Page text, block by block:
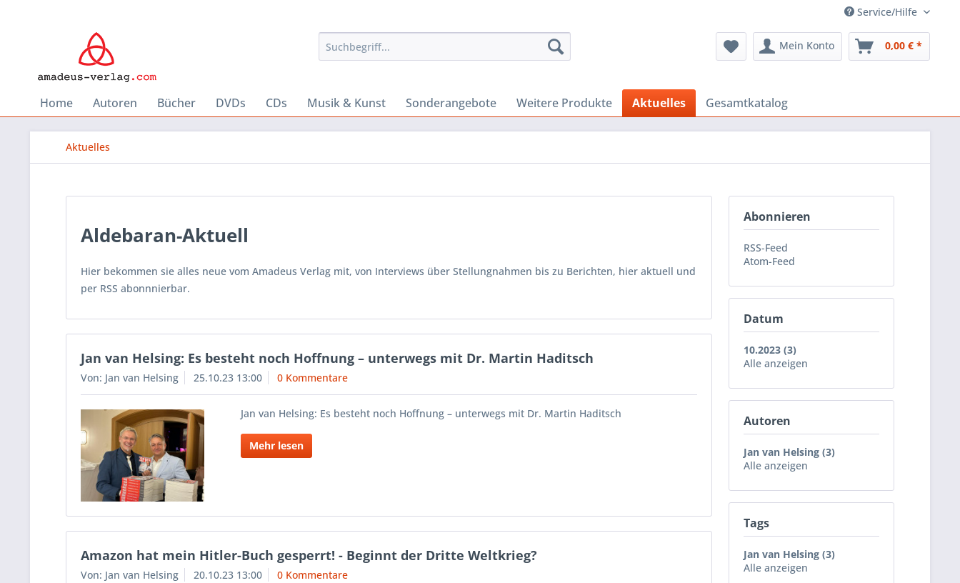
Service/Hilfe
Mein Konto 0,00 € *
Home Autoren Bücher DVDs CDs Musik & Kunst Sonderangebote Weitere Produkte Aktuelles Gesamtkatalog
Aktuelles
Abonnieren
RSS-Feed
Atom-Feed
Datum
10.2023 (3)
Alle anzeigen
Autoren
Jan van Helsing (3)
Alle anzeigen
Tags
Jan van Helsing (3)
Alle anzeigen
Aldebaran-Aktuell
Hier bekommen sie alles neue vom Amadeus Verlag mit, von Interviews über Stellungnahmen bis zu Berichten, hier aktuell und
per RSS abonnnierbar.
Jan van Helsing: Es besteht noch Hoffnung – unterwegs mit Dr. Martin Haditsch
Von: Jan van Helsing 25.10.23 13:00 0 Kommentare
Jan van Helsing: Es besteht noch Hoffnung – unterwegs mit Dr. Martin Haditsch
Mehr lesen
Amazon hat mein Hitler-Buch gesperrt! - Beginnt der Dritte Weltkrieg?
Von: Jan van Helsing 20.10.23 13:00 0 Kommentare